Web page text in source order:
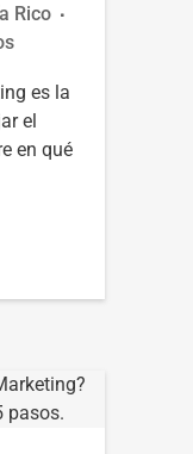
Rico
es la
el
en qué